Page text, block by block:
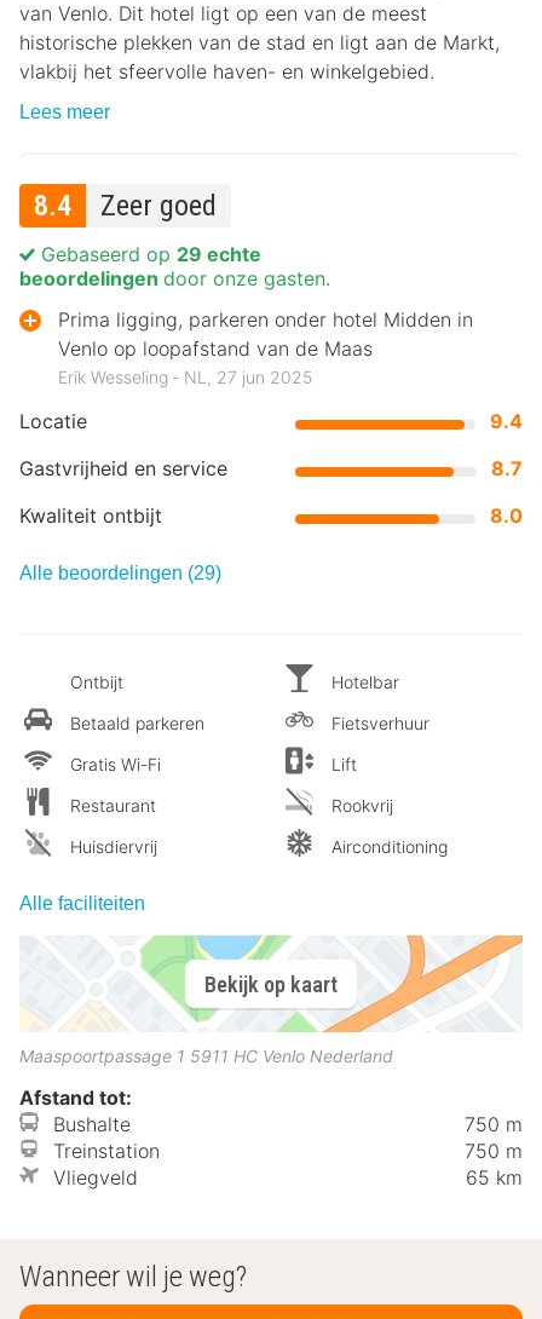
van Venlo. Dit hotel ligt op een van de meest
historische plekken van de stad en ligt aan de Markt,
vlakbij het sfeervolle haven- en winkelgebied.
Lees meer
8.4 Zeer goed
Locatie
9.4
Gastvrijheid en service
8.7
Kwaliteit ontbijt
8.0
Gebaseerd op 29 echte
beoordelingen door onze gasten.
Prima ligging, parkeren onder hotel Midden in
Venlo op loopafstand van de Maas
Erik Wesseling ‐ NL, 27 jun 2025
Alle beoordelingen (29)
Ontbijt
Betaald parkeren
Gratis Wi-Fi
Restaurant
Huisdiervrij
Hotelbar
Fietsverhuur
Lift
Rookvrij
Airconditioning
Alle faciliteiten
Bekijk op kaart
Maaspoortpassage 1 5911 HC Venlo Nederland
Afstand tot:
Bushalte
750 m
Treinstation
750 m
Vliegveld
65 km
Wanneer wil je weg?